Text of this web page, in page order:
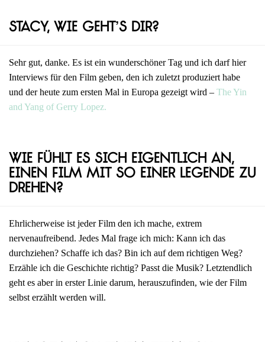
Stacy, wie geht’s dir?
Sehr gut, danke. Es ist ein wunderschöner Tag und ich darf hier
Interviews für den Film geben, den ich zuletzt produziert habe
und der heute zum ersten Mal in Europa gezeigt wird – The Yin
and Yang of Gerry Lopez.
Wie fühlt es sich eigentlich an,
einen Film mit so einer Legende zu
drehen?
Ehrlicherweise ist jeder Film den ich mache, extrem
nervenaufreibend. Jedes Mal frage ich mich: Kann ich das
durchziehen? Schaffe ich das? Bin ich auf dem richtigen Weg?
Erzähle ich die Geschichte richtig? Passt die Musik? Letztendlich
geht es aber in erster Linie darum, herauszufinden, wie der Film
selbst erzählt werden will.